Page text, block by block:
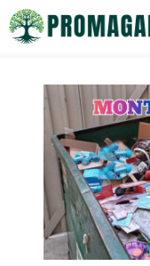
Saltar
al